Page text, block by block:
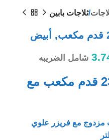
ثلاجات بابين
شامل الضريبه
مواصفات ثلاجة ميديا ​​23 قدم مكعب مع